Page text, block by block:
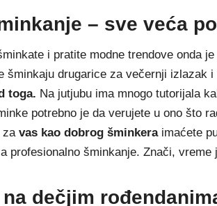
– sve veća
i pratite modne trendove onda
šminkaju drugarice za večernji izlazak
toga. Na jutjubu ima mnogo tutorijala
potrebno je da verujete u ono što
za vas kao dobrog šminkeraimaćete
profesionalno šminkanje. Znači, vreme
dečjim